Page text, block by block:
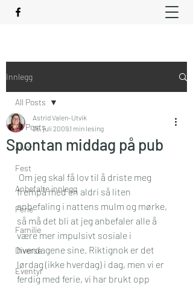
Innlegg
All Posts
Alvor
Fest
Anbefalte innlegg
Ferie
Familie
Diverse
Eventyr
All Posts
Spontan middag på pub
Astrid Valen-Utvik
26. juli 20091 min lesing
frempå med en aldri så liten
anbefaling i nattens mulm og mørke,
så må det bli at jeg anbefaler alle å
være mer impulsivt sosiale i
hverdagene sine. Riktignok er det
lørdag (ikke hverdag) i dag, men vi er
ferdig med ferie, vi har brukt opp